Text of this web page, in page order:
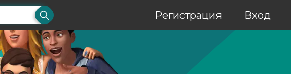
Регистрация Вход